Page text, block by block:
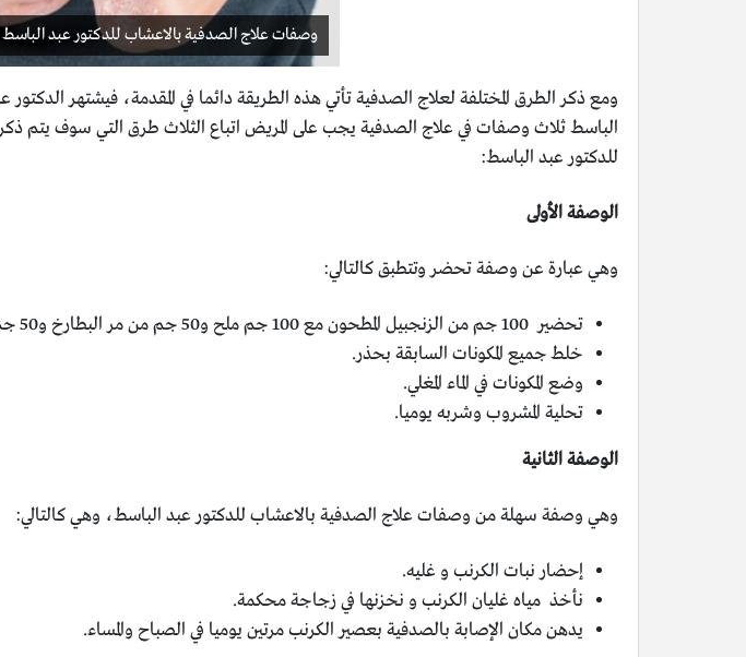
وصفات علاج الصدفية بالاعشاب للدكتور عبد الباسط
ومع ذكر الطرق المختلفة لعلاج الصدفية تأتي هذه الطريقة دائما في المقدمة، فيشتهر
الباسط ثلاث وصفات في علاج الصدفية يجب على المريض اتباع الثلاث طرق التي سوف يتم
للدكتور عبد الباسط:
الوصفة الأولى
وهي عبارة عن وصفة تحضر وتتطبق كالتالي:
تحضير 100 جم من الزنجبيل المطحون مع 100 جم ملح و50 جم من مر البطارخ و50 جم شمر.
خلط جميع المكونات السابقة بحذر.
وضع المكونات في الماء المغلي.
تحلية المشروب وشربه يوميا.
الوصفة الثانية
وهي وصفة سهلة من وصفات علاج الصدفية بالاعشاب للدكتور عبد الباسط، وهي كالتالي:
إحضار نبات الكرنب و غليه.
نأخذ مياه غليان الكرنب و نخزنها في زجاجة محكمة.
يدهن مكان الإصابة بالصدفية بعصير الكرنب مرتين يوميا في الصباح والمساء.